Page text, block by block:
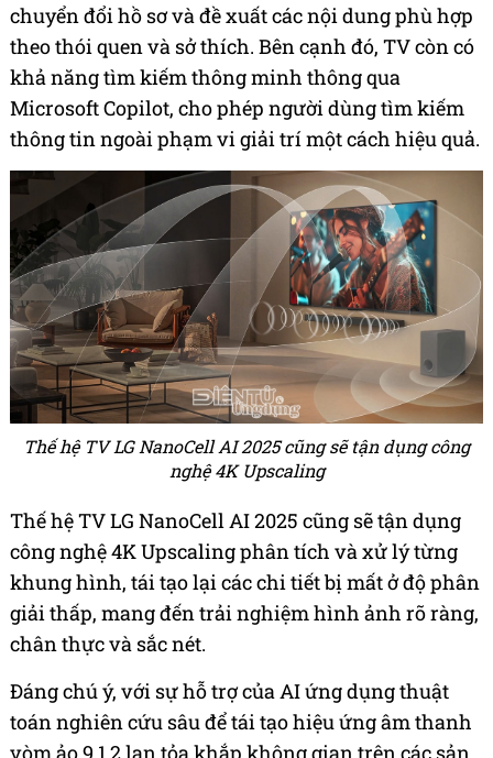
chuyển đổi hồ sơ và đề xuất các nội dung phù hợp
theo thói quen và sở thích. Bên cạnh đó, TV còn có
khả năng tìm kiếm thông minh thông qua
Microsoft Copilot, cho phép người dùng tìm kiếm
thông tin ngoài phạm vi giải trí một cách hiệu quả.
Thế hệ TV LG NanoCell AI 2025 cũng sẽ tận dụng công
nghệ 4K Upscaling
Thế hệ TV LG NanoCell AI 2025 cũng sẽ tận dụng
công nghệ 4K Upscaling phân tích và xử lý từng
khung hình, tái tạo lại các chi tiết bị mất ở độ phân
giải thấp, mang đến trải nghiệm hình ảnh rõ ràng,
chân thực và sắc nét.
Đáng chú ý, với sự hỗ trợ của AI ứng dụng thuật
toán nghiên cứu sâu để tái tạo hiệu ứng âm thanh